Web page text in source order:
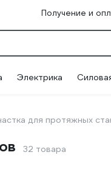
Получение и
Электрика
для протяжных
32 товара